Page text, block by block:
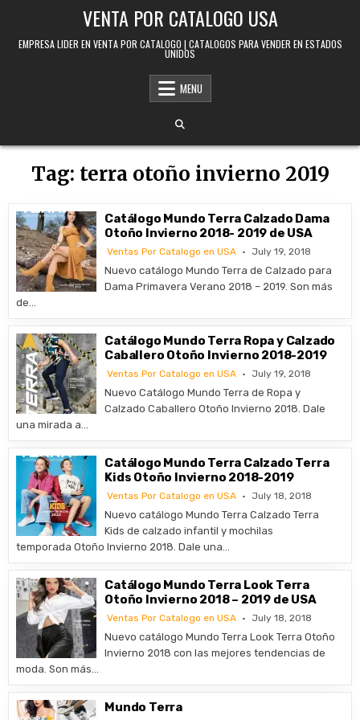
VENTA POR CATALOGO USA
EMPRESA LIDER EN VENTA POR CATALOGO | CATALOGOS PARA VENDER EN ESTADOS
UNIDOS
MENU
Tag: terra otoño invierno 2019
Catálogo Mundo Terra Calzado Dama
Otoño Invierno 2018- 2019 de USA
Ventas Por Catalogo en USA July 19, 2018
Nuevo catálogo Mundo Terra de Calzado para
Dama Primavera Verano 2018 – 2019. Son más
de…
Catálogo Mundo Terra Ropa y Calzado
Caballero Otoño Invierno 2018-2019
Ventas Por Catalogo en USA July 19, 2018
Nuevo Catálogo Mundo Terra de Ropa y
Calzado Caballero Otoño Invierno 2018. Dale
una mirada a…
Catálogo Mundo Terra Calzado Terra
Kids Otoño Invierno 2018-2019
Ventas Por Catalogo en USA July 18, 2018
Nuevo catálogo Mundo Terra Calzado Terra
Kids de calzado infantil y mochilas
temporada Otoño Invierno 2018. Dale una…
Catálogo Mundo Terra Look Terra
Otoño Invierno 2018 – 2019 de USA
Ventas Por Catalogo en USA July 18, 2018
Nuevo catálogo Mundo Terra Look Terra Otoño
Invierno 2018 con las mejores tendencias de
moda. Son más…
Mundo Terra